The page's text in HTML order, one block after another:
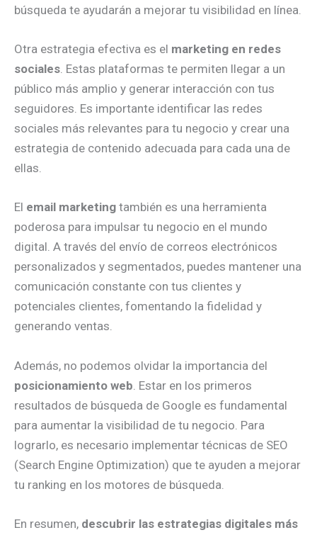
búsqueda te ayudarán a mejorar tu visibilidad en línea.
Otra estrategia efectiva es el marketing en redes
sociales. Estas plataformas te permiten llegar a un
público más amplio y generar interacción con tus
seguidores. Es importante identificar las redes
sociales más relevantes para tu negocio y crear una
estrategia de contenido adecuada para cada una de
ellas.
El email marketing también es una herramienta
poderosa para impulsar tu negocio en el mundo
digital. A través del envío de correos electrónicos
personalizados y segmentados, puedes mantener una
comunicación constante con tus clientes y
potenciales clientes, fomentando la fidelidad y
generando ventas.
Además, no podemos olvidar la importancia del
posicionamiento web . Estar en los primeros
resultados de búsqueda de Google es fundamental
para aumentar la visibilidad de tu negocio. Para
lograrlo, es necesario implementar técnicas de SEO
(Search Engine Optimization) que te ayuden a mejorar
tu ranking en los motores de búsqueda.
En resumen, descubrir las estrategias digitales más